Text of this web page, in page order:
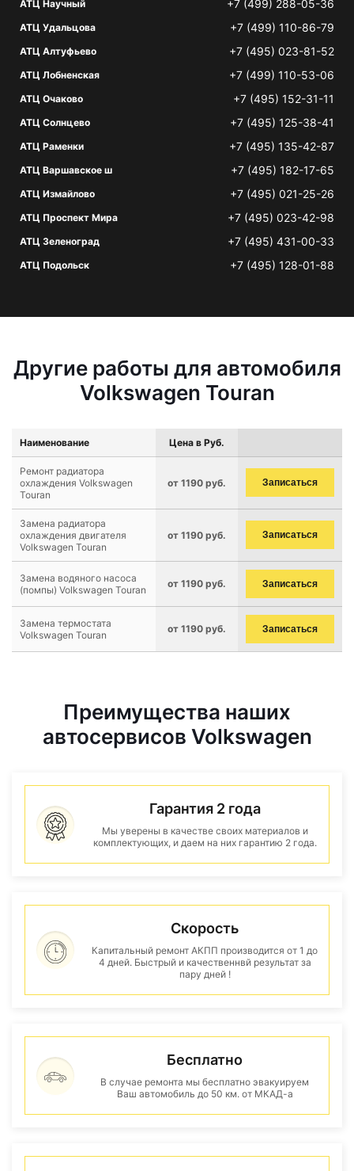
АТЦ Научный +7 (499) 288-05-36
АТЦ Удальцова +7 (499) 110-86-79
АТЦ Алтуфьево +7 (495) 023-81-52
АТЦ Лобненская +7 (499) 110-53-06
АТЦ Очаково +7 (495) 152-31-11
АТЦ Солнцево +7 (495) 125-38-41
АТЦ Раменки +7 (495) 135-42-87
АТЦ Варшавское ш +7 (495) 182-17-65
АТЦ Измайлово +7 (495) 021-25-26
АТЦ Проспект Мира +7 (495) 023-42-98
АТЦ Зеленоград +7 (495) 431-00-33
АТЦ Подольск +7 (495) 128-01-88
Другие работы для автомобиля
Volkswagen Touran
Наименование Цена в Руб.
Ремонт радиатора
охлаждения Volkswagen
Touran
от 1190 руб. Записаться
Замена радиатора
охлаждения двигателя
Volkswagen Touran
от 1190 руб. Записаться
Замена водяного насоса
(помпы) Volkswagen Touran
от 1190 руб. Записаться
Замена термостата
Volkswagen Touran
от 1190 руб. Записаться
Преимущества наших
автосервисов Volkswagen
Гарантия 2 года
Мы уверены в качестве своих материалов и
комплектующих, и даем на них гарантию 2 года.
Скорость
Капитальный ремонт АКПП производится от 1 до
4 дней. Быстрый и качественнвй результат за
пару дней !
Бесплатно
В случае ремонта мы бесплатно эвакуируем
Ваш автомобиль до 50 км. от МКАД-а